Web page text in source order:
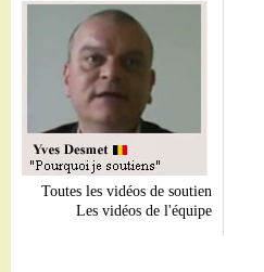
Toutes les vidéos de soutien
Les vidéos de l'équipe